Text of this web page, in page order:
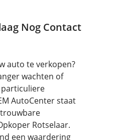
Nog Contact
auto te verkopen?
wachten of
AutoCenter staat
Rotselaar.
een waardering